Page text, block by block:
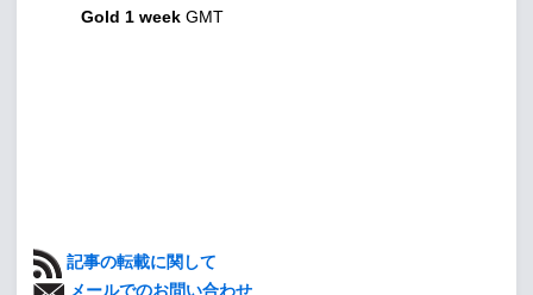
Gold 1 week GMT
記事の転載に関して
メールでのお問い合わせ